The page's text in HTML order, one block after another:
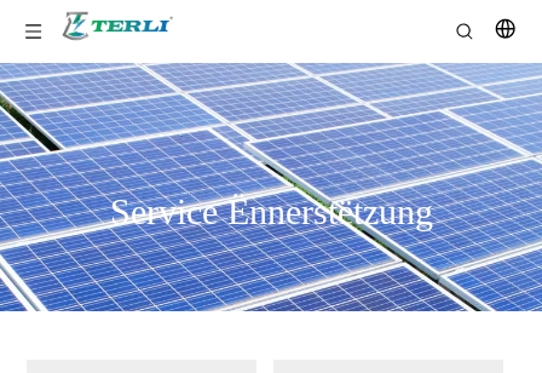
Service Ënnerstëtzung